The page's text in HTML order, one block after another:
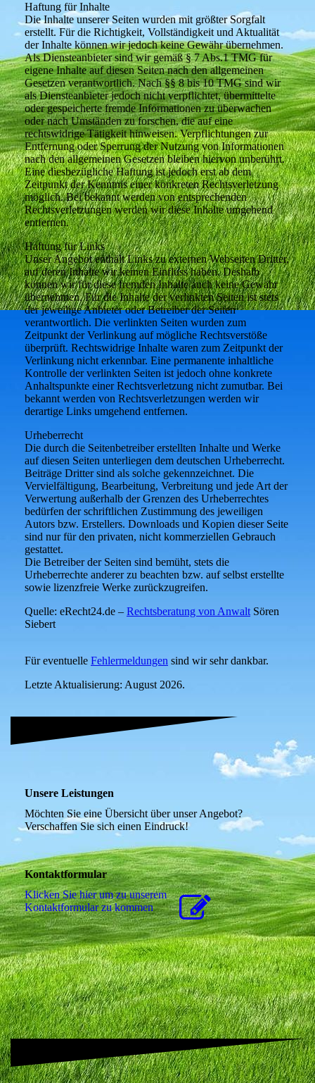
Haftung für Inhalte
Die Inhalte unserer Seiten wurden mit größter Sorgfalt
erstellt. Für die Richtigkeit, Vollständigkeit und Aktualität
der Inhalte können wir jedoch keine Gewähr übernehmen.
Als Diensteanbieter sind wir gemäß § 7 Abs.1 TMG für
eigene Inhalte auf diesen Seiten nach den allgemeinen
Gesetzen verantwortlich. Nach §§ 8 bis 10 TMG sind wir
als Diensteanbieter jedoch nicht verpflichtet, übermittelte
oder gespeicherte fremde Informationen zu überwachen
oder nach Umständen zu forschen, die auf eine
rechtswidrige Tätigkeit hinweisen. Verpflichtungen zur
Entfernung oder Sperrung der Nutzung von Informationen
nach den allgemeinen Gesetzen bleiben hiervon unberührt.
Eine diesbezügliche Haftung ist jedoch erst ab dem
Zeitpunkt der Kenntnis einer konkreten Rechtsverletzung
möglich. Bei bekannt werden von entsprechenden
Rechtsverletzungen werden wir diese Inhalte umgehend
entfernen.
Haftung für Links
Unser Angebot enthält Links zu externen Webseiten Dritter,
auf deren Inhalte wir keinen Einfluss haben. Deshalb
können wir für diese fremden Inhalte auch keine Gewähr
übernehmen. Für die Inhalte der verlinkten Seiten ist stets
der jeweilige Anbieter oder Betreiber der Seiten
verantwortlich. Die verlinkten Seiten wurden zum
Zeitpunkt der Verlinkung auf mögliche Rechtsverstöße
überprüft. Rechtswidrige Inhalte waren zum Zeitpunkt der
Verlinkung nicht erkennbar. Eine permanente inhaltliche
Kontrolle der verlinkten Seiten ist jedoch ohne konkrete
Anhaltspunkte einer Rechtsverletzung nicht zumutbar. Bei
bekannt werden von Rechtsverletzungen werden wir
derartige Links umgehend entfernen.
Urheberrecht
Die durch die Seitenbetreiber erstellten Inhalte und Werke
auf diesen Seiten unterliegen dem deutschen Urheberrecht.
Beiträge Dritter sind als solche gekennzeichnet. Die
Vervielfältigung, Bearbeitung, Verbreitung und jede Art der
Verwertung außerhalb der Grenzen des Urheberrechtes
bedürfen der schriftlichen Zustimmung des jeweiligen
Autors bzw. Erstellers. Downloads und Kopien dieser Seite
sind nur für den privaten, nicht kommerziellen Gebrauch
gestattet.
Die Betreiber der Seiten sind bemüht, stets die
Urheberrechte anderer zu beachten bzw. auf selbst erstellte
sowie lizenzfreie Werke zurückzugreifen.
Quelle: eRecht24.de – Rechtsberatung von Anwalt Sören
Siebert
Für eventuelle Fehlermeldungen sind wir sehr dankbar.
Letzte Aktualisierung: August 2026.
Unsere Leistungen
Möchten Sie eine Übersicht über unser Angebot?
Verschaffen Sie sich einen Eindruck!
Kontaktformular
Klicken Sie hier um zu unserem
Kon­takt­for­mu­lar zu kommen